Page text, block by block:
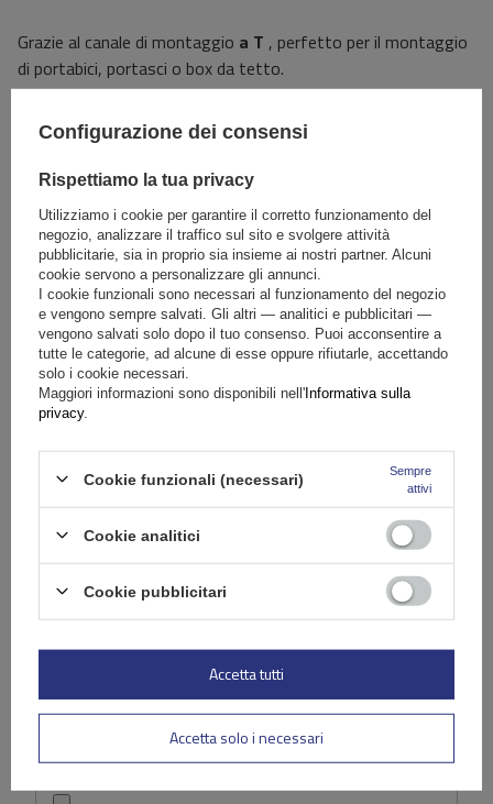
Grazie al canale di montaggio a T , perfetto per il montaggio
di portabici, portasci o box da tetto.
Specifiche
Il prodotto si adatta alle auto
Consegna
Fai una domanda
Recensioni(0)
Scrivi la tua recensione
La tua valutazione:
5/5
Aggiungi la tua foto del prodotto:
Configurazione dei consensi
Rispettiamo la tua privacy
Utilizziamo i cookie per garantire il corretto funzionamento del
negozio, analizzare il traffico sul sito e svolgere attività
pubblicitarie, sia in proprio sia insieme ai nostri partner. Alcuni
cookie servono a personalizzare gli annunci.
I cookie funzionali sono necessari al funzionamento del negozio
e vengono sempre salvati. Gli altri — analitici e pubblicitari —
vengono salvati solo dopo il tuo consenso. Puoi acconsentire a
tutte le categorie, ad alcune di esse oppure rifiutarle, accettando
solo i cookie necessari.
Maggiori informazioni sono disponibili nell'Informativa sulla
privacy.
Cookie funzionali (necessari)
Sempre
attivi
Cookie analitici
Cookie pubblicitari
Accetta solo i necessari
Accetta tutti